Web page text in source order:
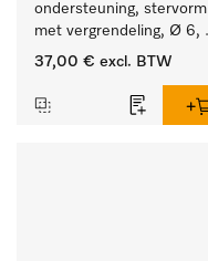
ondersteuning, stervorm
met vergrendeling, Ø 6,
lengte 135 mm.
37,00 € excl. BTW